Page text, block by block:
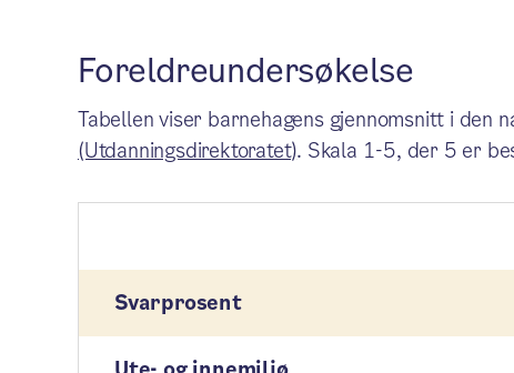
Foreldreundersøkelse
Tabellen viser barnehagens gjennomsnitt i den
(Utdanningsdirektoratet). Skala 1-5, der 5 er
Svarprosent